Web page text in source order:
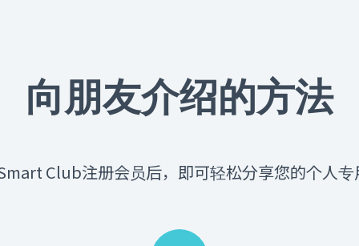
向朋友介绍的方法
Club注册会员后，即可轻松分享您的个人专